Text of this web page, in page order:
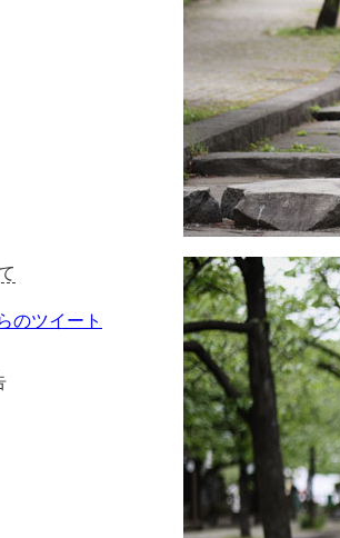
のツイート